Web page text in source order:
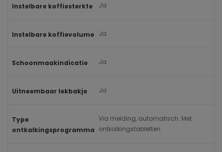
Instelbare koffiesterkte Ja
Instelbare koffievolume Ja
Schoonmaakindicatie Ja
Uitneembaar lekbakje Ja
Type
ontkalkingsprogramma
Via melding, automatisch. Met
ontkalkingstabletten